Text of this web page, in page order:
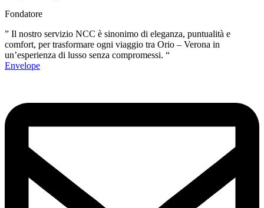
Fondatore
” Il nostro servizio NCC è sinonimo di eleganza, puntualità e
comfort, per trasformare ogni viaggio tra Orio – Verona in
un’esperienza di lusso senza compromessi. “
Envelope